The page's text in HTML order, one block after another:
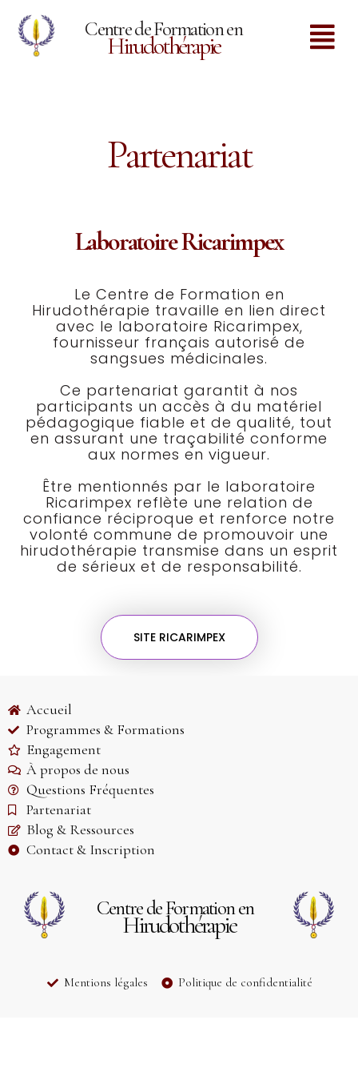
Centre de Formation en
Hirudothérapie
Partenariat
Laboratoire Ricarimpex
Le Centre de Formation en
Hirudothérapie travaille en lien direct
avec le laboratoire Ricarimpex,
fournisseur français autorisé de
sangsues médicinales.
Ce partenariat garantit à nos
participants un accès à du matériel
pédagogique fiable et de qualité, tout
en assurant une traçabilité conforme
aux normes en vigueur.
Être mentionnés par le laboratoire
Ricarimpex reflète une relation de
confiance réciproque et renforce notre
volonté commune de promouvoir une
hirudothérapie transmise dans un esprit
de sérieux et de responsabilité.
SITE RICARIMPEX
Accueil
Programmes & Formations
Engagement
À propos de nous
Questions Fréquentes
Partenariat
Blog & Ressources
Contact & Inscription
Centre de Formation en
Hirudothérapie
Mentions légales Politique de confidentialité